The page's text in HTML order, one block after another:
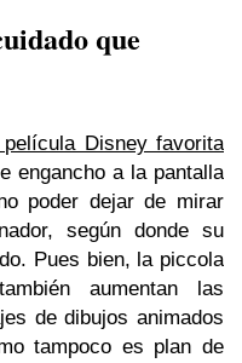
que
Disney favorita
engancho a la pantalla
poder dejar de mirar
según donde su
Pues bien, la piccola
aumentan las
de dibujos animados
tampoco es plan de